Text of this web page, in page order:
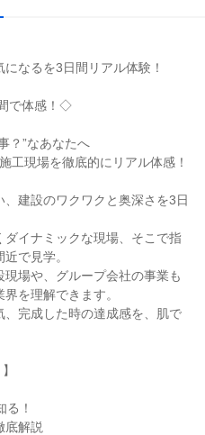
になるを3日間リアル体験！
で体感！◇
？”なあなたへ
工現場を徹底的にリアル体感！
建設のワクワクと奥深さを3日
イナミックな現場、そこで指
で見学。
現場や、グループ会社の事業も
を理解できます。
完成した時の達成感を、肌で
！
底解説